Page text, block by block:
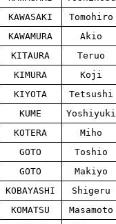
KAWASAKI Tomohiro
KAWAMURA Akio
KITAURA Teruo
KIMURA Koji
KIYOTA Tetsushi
KUME Yoshiyuki
KOTERA Miho
GOTO Toshio
GOTO Makiyo
KOBAYASHI Shigeru
KOMATSU Masamoto